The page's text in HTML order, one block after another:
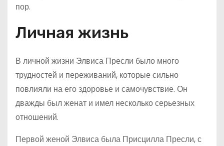
пор.
Личная жизнь
В личной жизни Элвиса Пресли было много
трудностей и переживаний, которые сильно
повлияли на его здоровье и самочувствие. Он
дважды был женат и имел несколько серьезных
отношений.
Первой женой Элвиса была Присцилла Пресли, с